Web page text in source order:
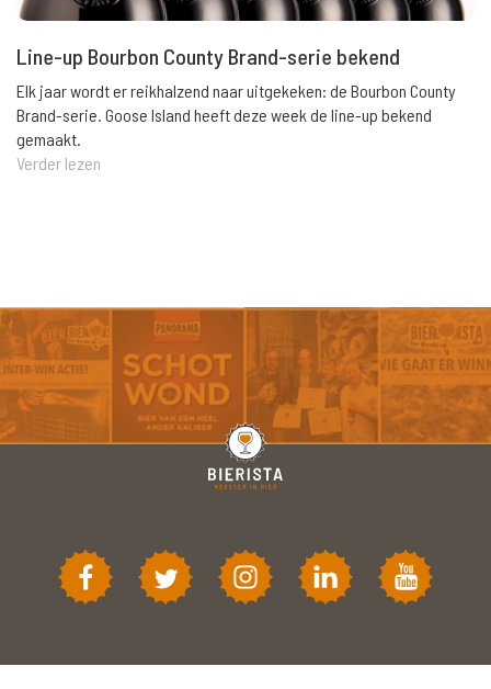
Line-up Bourbon County Brand-serie bekend
Elk jaar wordt er reikhalzend naar uitgekeken: de Bourbon County
Brand-serie. Goose Island heeft deze week de line-up bekend
gemaakt.
Verder lezen